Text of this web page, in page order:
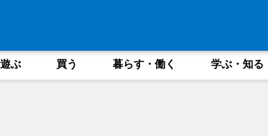
ぶ 買う 暮らす・働く 学ぶ・知る